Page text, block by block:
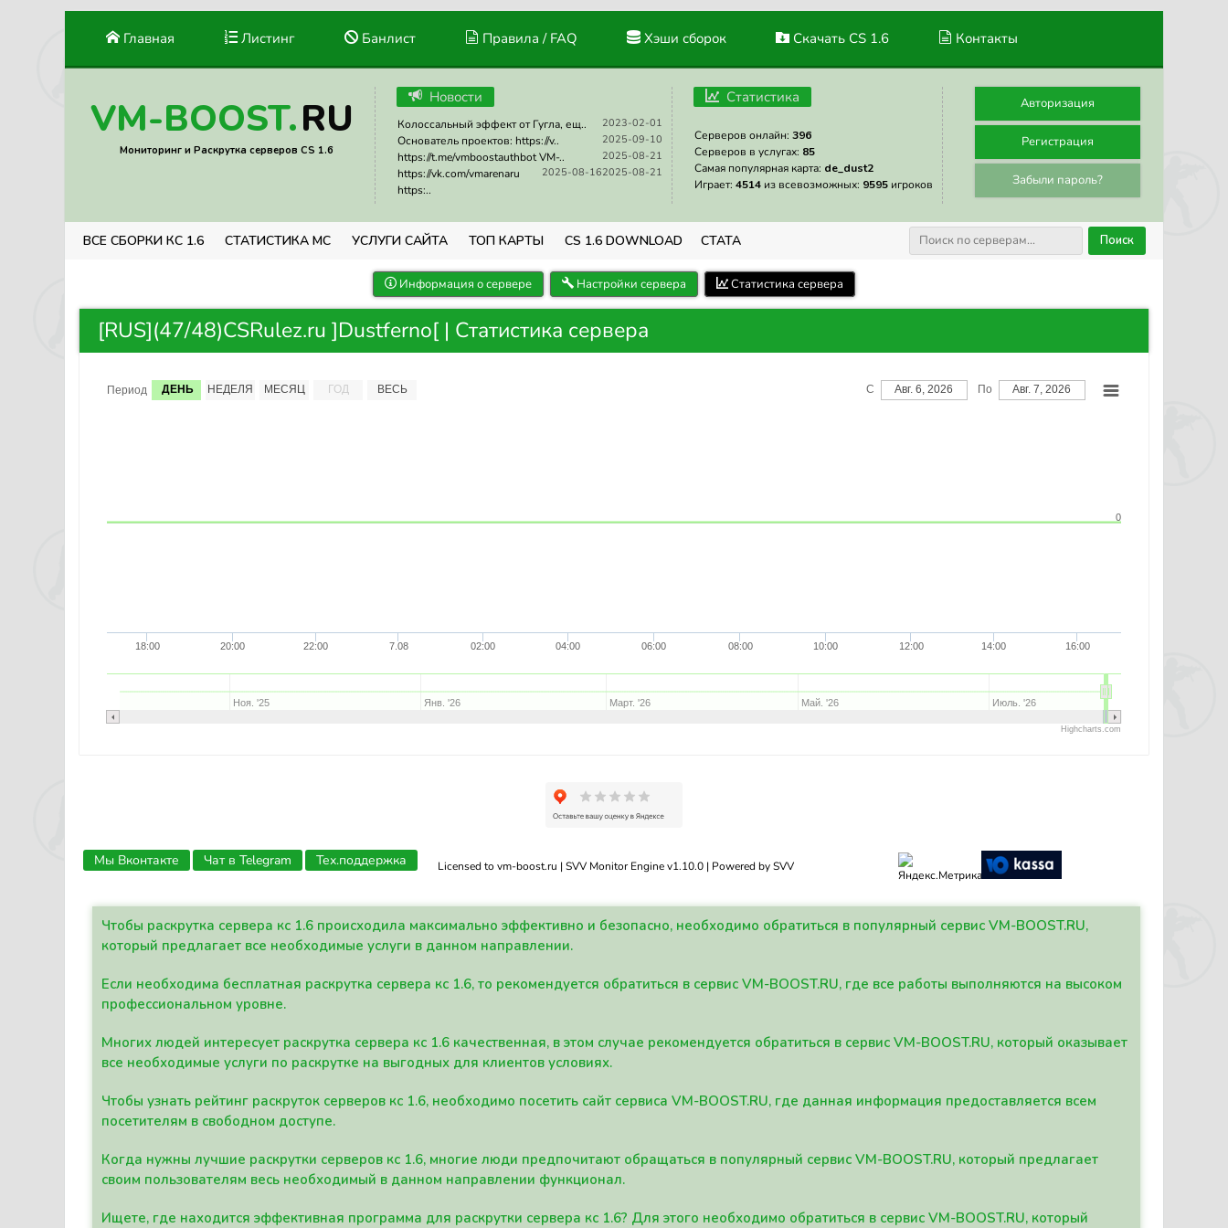
Главная Листинг Банлист Правила / FAQ Хэши сборок Скачать CS 1.6 Контакты
VM-BOOST.RU
Мониторинг и Раскрутка серверов CS 1.6
Новости
2023-02-01
Колоссальный эффект от Гугла, ещ..
2025-09-10
Основатель проектов: https://v..
2025-08-21
https://t.me/vmboostauthbot VM-..
2025-08-21
2025-08-16
https://vk.com/vmarenaru
https:..
Статистика
Серверов онлайн: 396
Серверов в услугах: 85
Самая популярная карта: de_dust2
Играет: 4514 из всевозможных: 9595 игроков
Авторизация
Регистрация
Забыли пароль?
ВСЕ СБОРКИ КС 1.6 СТАТИСТИКА МС УСЛУГИ САЙТА ТОП КАРТЫ CS 1.6 DOWNLOAD СТАТА Поиск
Информация о сервере Настройки сервера Статистика сервера
[RUS](47/48)CSRulez.ru ]Dustferno[ | Статистика сервера
Период ДЕНЬ НЕДЕЛЯ МЕСЯЦ ГОД ВЕСЬ С Авг. 6, 2026 По Авг. 7, 2026
18:00 20:00 22:00 7.08 02:00 04:00 06:00 08:00 10:00 12:00 14:00 16:00
Ноя. '25 Янв. '26 Март. '26 Май. '26 Июль. '26
0
Highcharts.com
Licensed to vm-boost.ru | SVV Monitor Engine v1.10.0 | Powered by SVV
Мы Вконтакте Чат в Telegram Тех.поддержка
Чтобы раскрутка сервера кс 1.6 происходила максимально эффективно и безопасно, необходимо обратиться в популярный сервис VM-BOOST.RU,
который предлагает все необходимые услуги в данном направлении.
Если необходима бесплатная раскрутка сервера кс 1.6, то рекомендуется обратиться в сервис VM-BOOST.RU, где все работы выполняются на высоком
профессиональном уровне.
Многих людей интересует раскрутка сервера кс 1.6 качественная, в этом случае рекомендуется обратиться в сервис VM-BOOST.RU, который оказывает
все необходимые услуги по раскрутке на выгодных для клиентов условиях.
Чтобы узнать рейтинг раскруток серверов кс 1.6, необходимо посетить сайт сервиса VM-BOOST.RU, где данная информация предоставляется всем
посетителям в свободном доступе.
Когда нужны лучшие раскрутки серверов кс 1.6, многие люди предпочитают обращаться в популярный сервис VM-BOOST.RU, который предлагает
своим пользователям весь необходимый в данном направлении функционал.
Ищете, где находится эффективная программа для раскрутки сервера кс 1.6? Для этого необходимо обратиться в сервис VM-BOOST.RU, который